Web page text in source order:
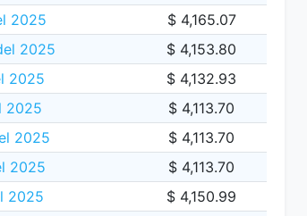
2025
$ 4,165.07
2025
$ 4,153.80
2025
$ 4,132.93
2025
$ 4,113.70
2025
$ 4,113.70
2025
$ 4,113.70
2025
$ 4,150.99